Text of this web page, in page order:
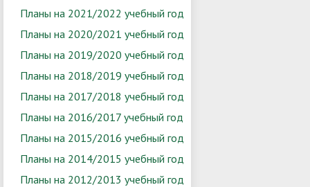
Планы на 2021/2022 учебный год
Планы на 2020/2021 учебный год
Планы на 2019/2020 учебный год
Планы на 2018/2019 учебный год
Планы на 2017/2018 учебный год
Планы на 2016/2017 учебный год
Планы на 2015/2016 учебный год
Планы на 2014/2015 учебный год
Планы на 2012/2013 учебный год